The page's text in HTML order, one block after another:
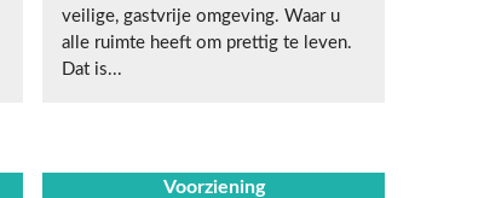
veilige, gastvrije omgeving. Waar u
alle ruimte heeft om prettig te leven.
Dat is...
Voorziening